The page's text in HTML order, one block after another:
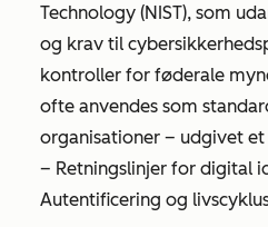
Technology (NIST), som
og krav til
kontroller for føderale
ofte anvendes som
organisationer – udgivet
– Retningslinjer for digital
Autentificering og